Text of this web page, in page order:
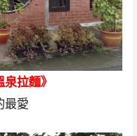
泉拉麵》
最愛